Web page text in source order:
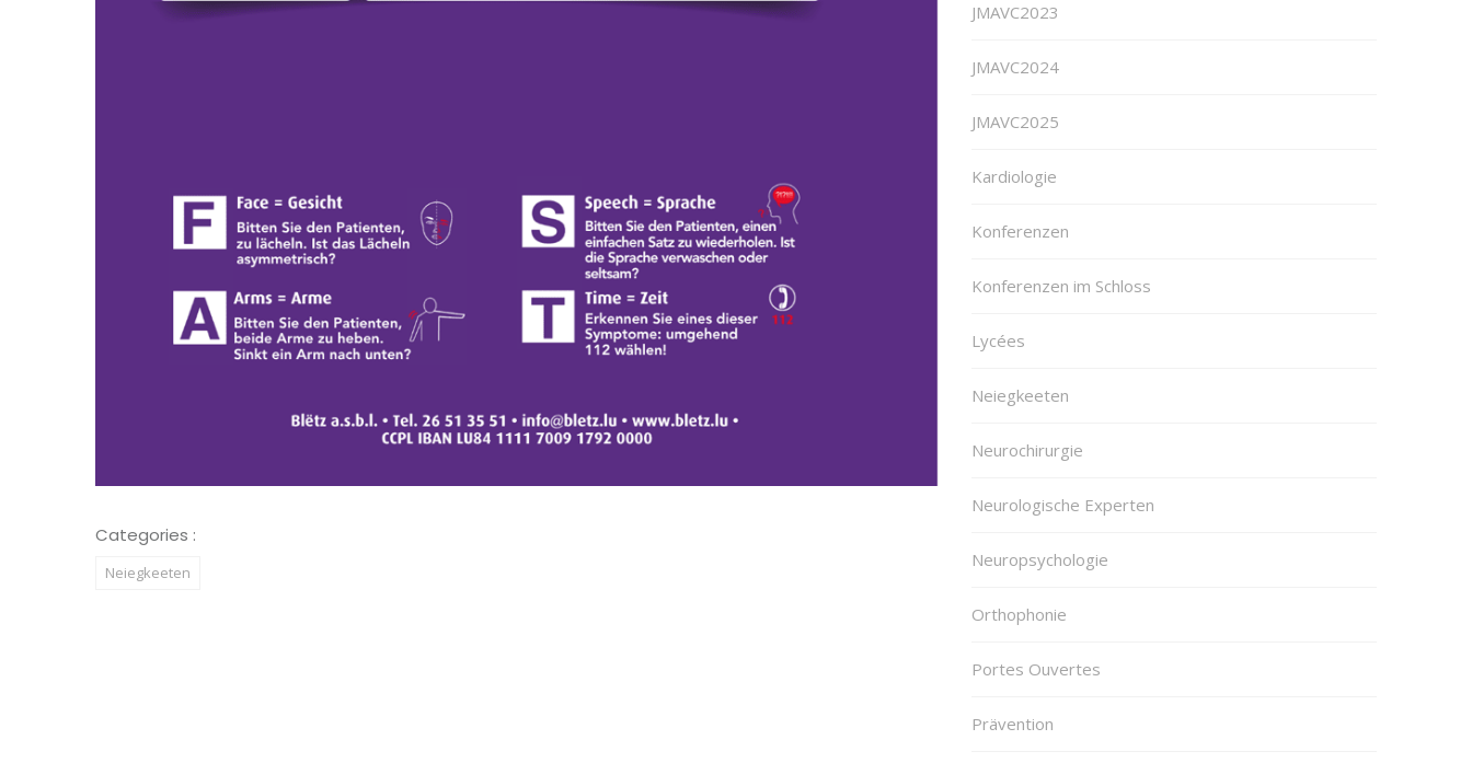
Categories :
Neiegkeeten
JMAVC2023
JMAVC2024
JMAVC2025
Kardiologie
Konferenzen
Konferenzen im Schloss
Lycées
Neiegkeeten
Neurochirurgie
Neurologische Experten
Neuropsychologie
Orthophonie
Portes Ouvertes
Prävention